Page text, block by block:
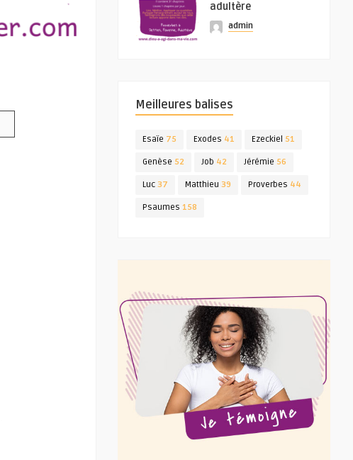
adultère
admin
Meilleures balises
Esaïe 75 Exodes 41 Ezeckiel 51
Genèse 52 Job 42 Jérémie 56
Luc 37 Matthieu 39 Proverbes 44
Psaumes 158